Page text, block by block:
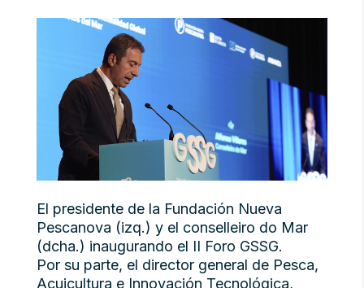
El presidente de la Fundación Nueva
Pescanova (izq.) y el conselleiro do Mar
(dcha.) inaugurando el II Foro GSSG.
Por su parte, el director general de Pesca,
Acuicultura e Innovación Tecnológica,